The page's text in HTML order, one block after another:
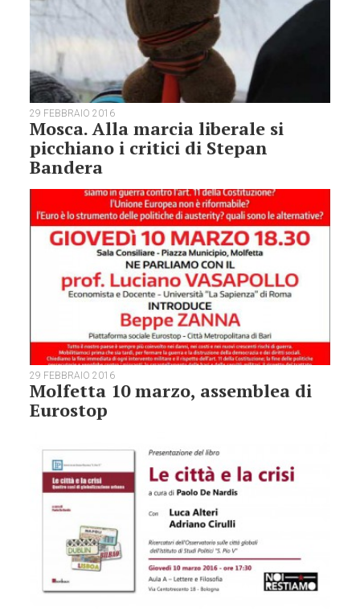
29 FEBBRAIO 2016
Mosca. Alla marcia liberale si
picchiano i critici di Stepan
Bandera
29 FEBBRAIO 2016
Molfetta 10 marzo, assemblea di
Eurostop